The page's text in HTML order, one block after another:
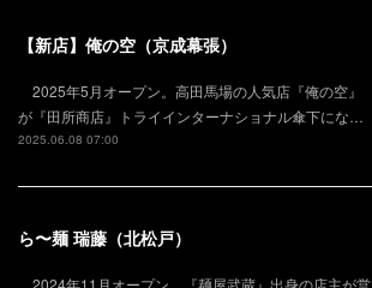
【新店】俺の空（京成幕張）
2025年5月オープン。高田馬場の人気店『俺の空』
が『田所商店』トライインターナショナル傘下にな…
2025.06.08 07:00
ら〜麺 瑞藤（北松戸）
2024年11月オープン。『麺屋武蔵』出身の店主が営